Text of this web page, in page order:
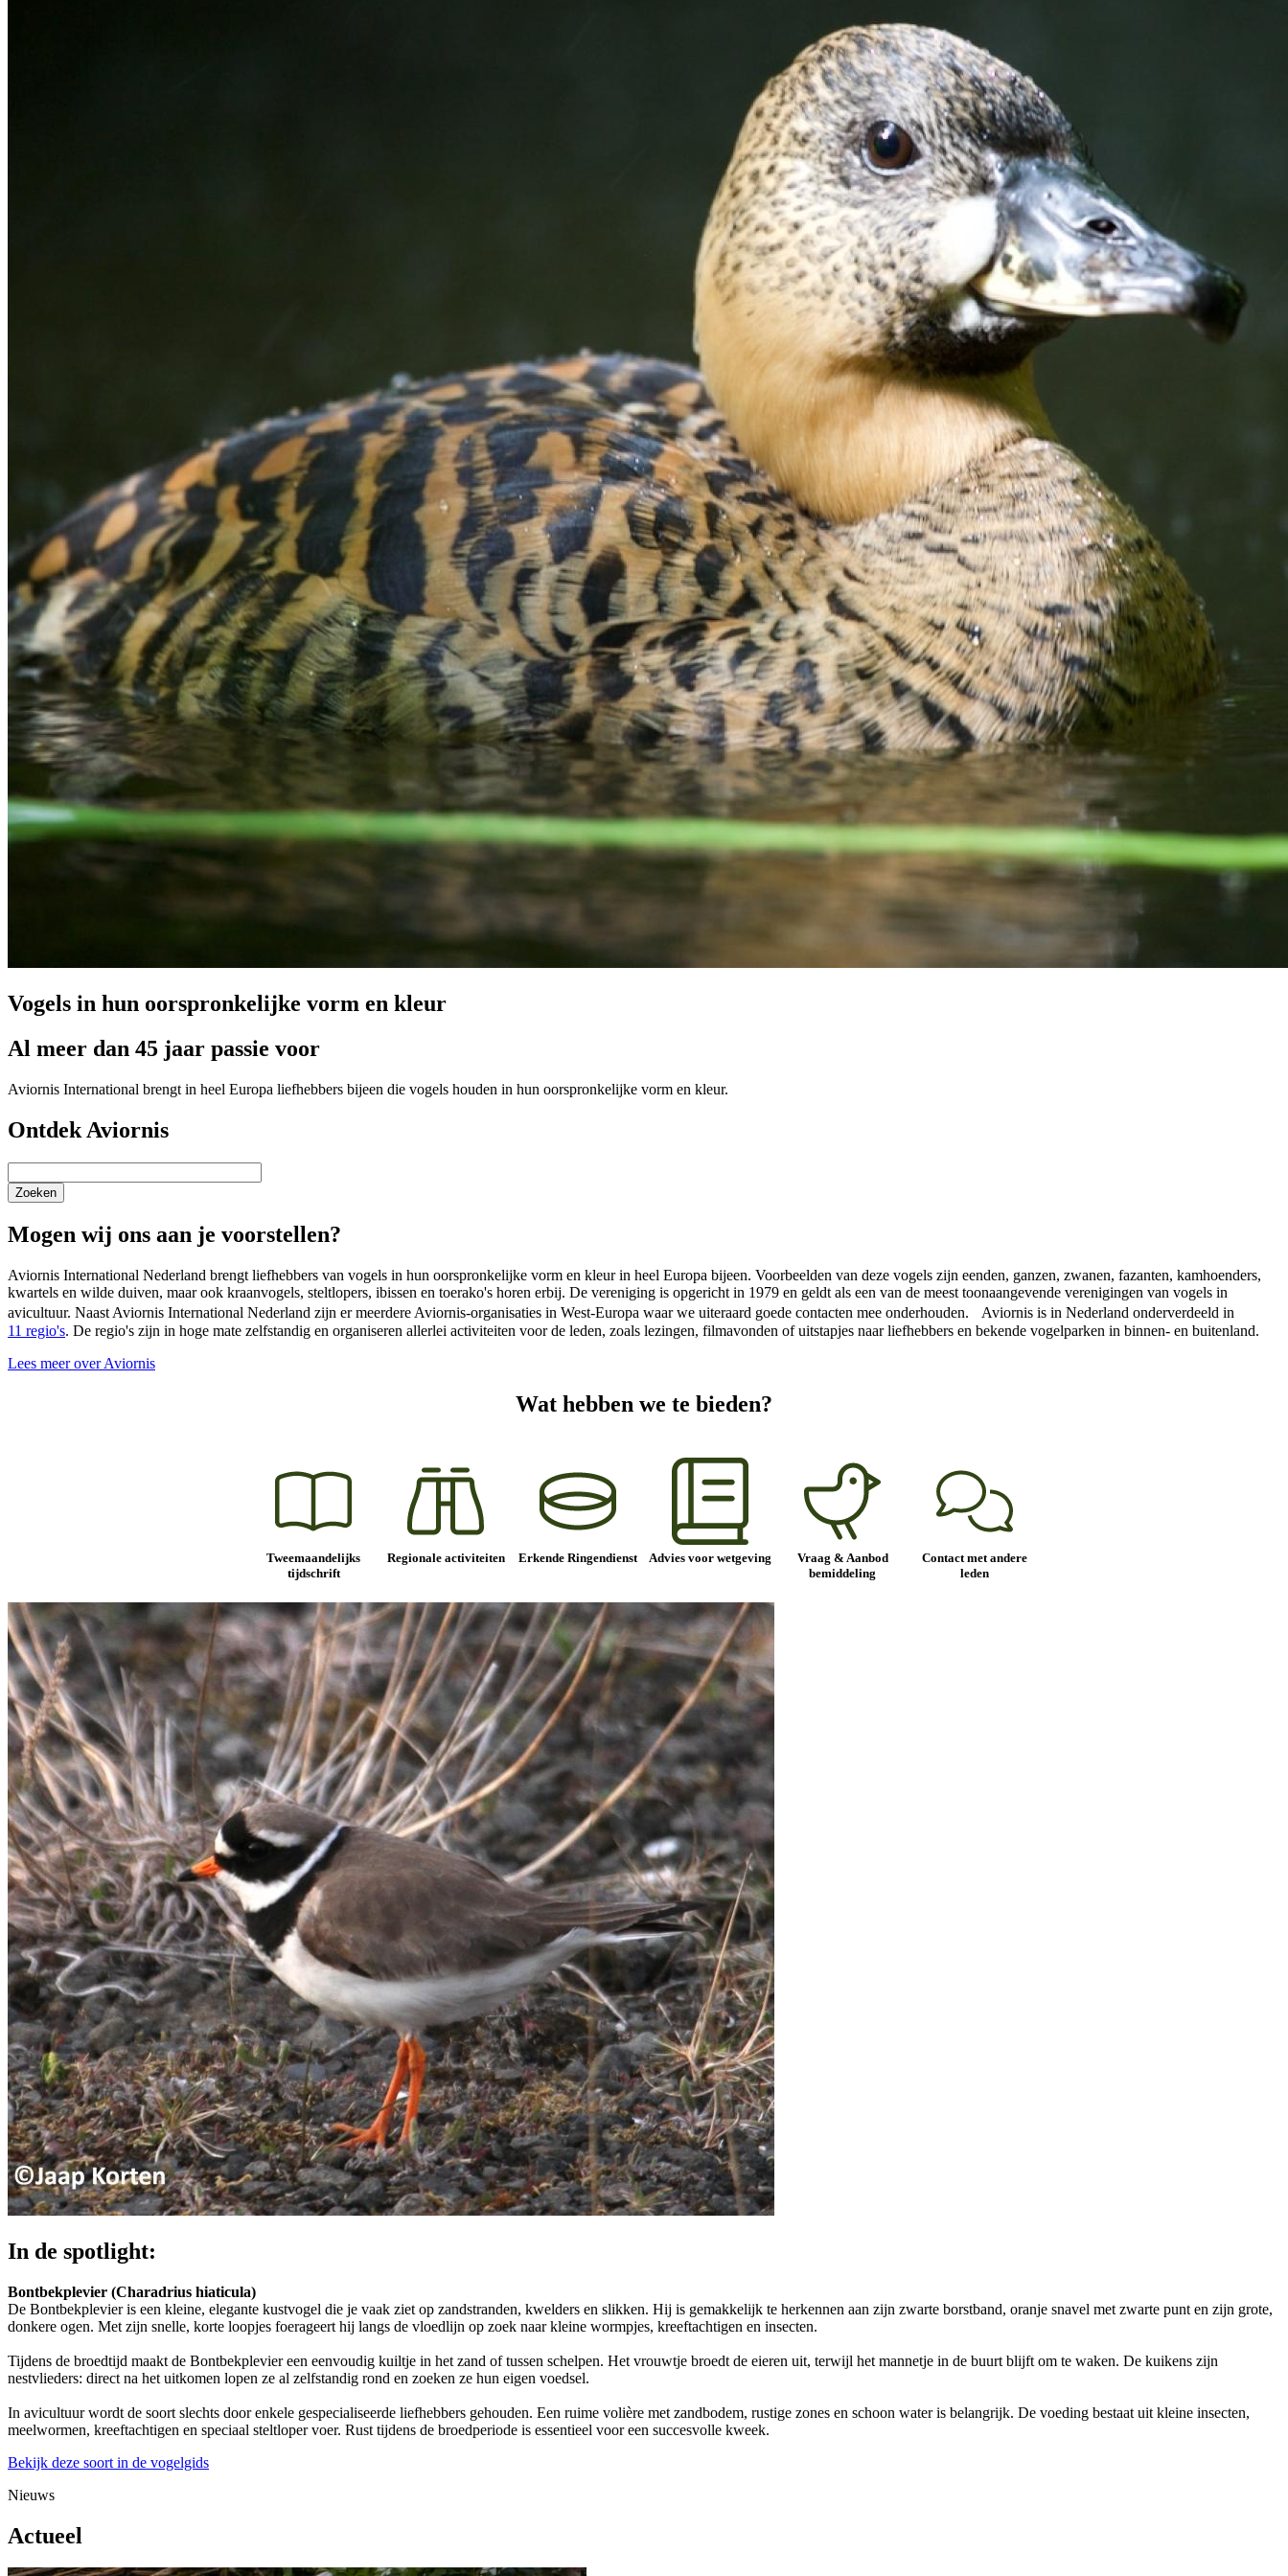
Vogels in hun oorspronkelijke vorm en kleur
Al meer dan 45 jaar passie voor
Aviornis International brengt in heel Europa liefhebbers bijeen die vogels houden in hun oorspronkelijke vorm en kleur.
Ontdek Aviornis
Mogen wij ons aan je voorstellen?
Aviornis International Nederland brengt liefhebbers van vogels in hun oorspronkelijke vorm en kleur in heel Europa bijeen. Voorbeelden van deze vogels zijn eenden, ganzen, zwanen, fazanten, kamhoenders,
kwartels en wilde duiven, maar ook kraanvogels, steltlopers, ibissen en toerako's horen erbij. De vereniging is opgericht in 1979 en geldt als een van de meest toonaangevende verenigingen van vogels in
avicultuur. Naast Aviornis International Nederland zijn er meerdere Aviornis-organisaties in West-Europa waar we uiteraard goede contacten mee onderhouden. Aviornis is in Nederland onderverdeeld in
11 regio's. De regio's zijn in hoge mate zelfstandig en organiseren allerlei activiteiten voor de leden, zoals lezingen, filmavonden of uitstapjes naar liefhebbers en bekende vogelparken in binnen- en buitenland.
Lees meer over Aviornis
Wat hebben we te bieden?
Tweemaandelijks
tijdschrift
Regionale activiteiten Erkende Ringendienst Advies voor wetgeving
Vraag & Aanbod
bemiddeling
Contact met andere
leden
In de spotlight:
Bontbekplevier (Charadrius hiaticula)
De Bontbekplevier is een kleine, elegante kustvogel die je vaak ziet op zandstranden, kwelders en slikken. Hij is gemakkelijk te herkennen aan zijn zwarte borstband, oranje snavel met zwarte punt en zijn grote,
donkere ogen. Met zijn snelle, korte loopjes foerageert hij langs de vloedlijn op zoek naar kleine wormpjes, kreeftachtigen en insecten.
Tijdens de broedtijd maakt de Bontbekplevier een eenvoudig kuiltje in het zand of tussen schelpen. Het vrouwtje broedt de eieren uit, terwijl het mannetje in de buurt blijft om te waken. De kuikens zijn
nestvlieders: direct na het uitkomen lopen ze al zelfstandig rond en zoeken ze hun eigen voedsel.
In avicultuur wordt de soort slechts door enkele gespecialiseerde liefhebbers gehouden. Een ruime volière met zandbodem, rustige zones en schoon water is belangrijk. De voeding bestaat uit kleine insecten,
meelwormen, kreeftachtigen en speciaal steltloper voer. Rust tijdens de broedperiode is essentieel voor een succesvolle kweek.
Bekijk deze soort in de vogelgids
Nieuws
Actueel